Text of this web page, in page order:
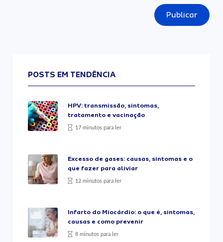
Publicar
POSTS EM TENDÊNCIA
HPV: transmissão, sintomas,
tratamento e vacinação
17 minutos para ler
Excesso de gases: causas, sintomas e o
que fazer para aliviar
12 minutos para ler
Infarto do Miocárdio: o que é, sintomas,
causas e como prevenir
8 minutos para ler